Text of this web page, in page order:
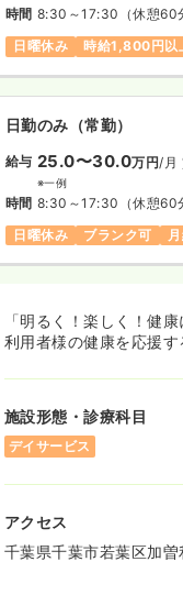
時間 8:30～17:30 （休憩60
日曜休み
時給1,800円以
日勤のみ（常勤）
給与 25.0〜30.0万円/月
※一例
時間 8:30～17:30 （休憩60
日曜休み
ブランク可
「明るく！楽しく！健
利用者様の健康を応援
施設形態・診療科目
デイサービス
アクセス
千葉県千葉市若葉区加